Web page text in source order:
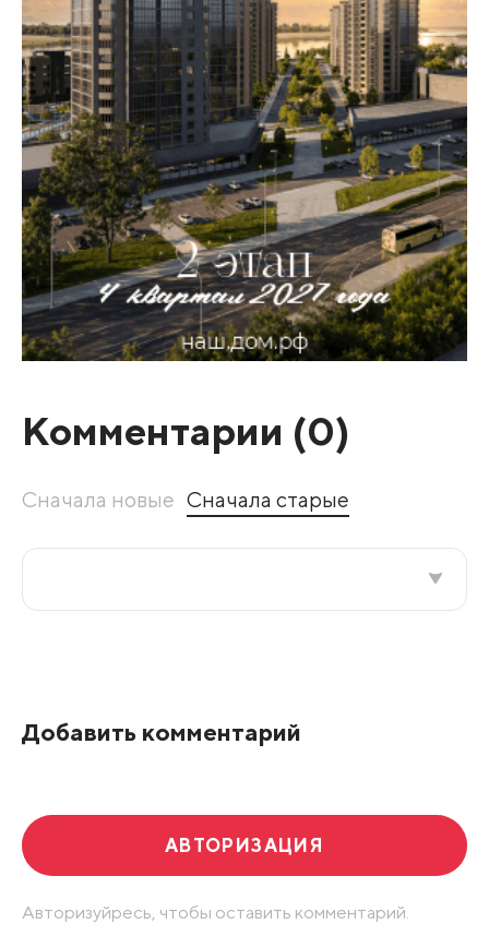
Комментарии (0)
Сначала новые Сначала старые
Добавить комментарий
АВТОРИЗАЦИЯ
Авторизуйресь, чтобы оставить комментарий.